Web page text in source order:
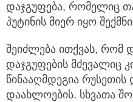
დაჯგუფება, რომელიც
პუტინის მიერ იყო
შეიძლება ითქვას, რომ
დაჯგუფების მძევალიც
წინააღმდეგია
დაახლოების. სხვათა